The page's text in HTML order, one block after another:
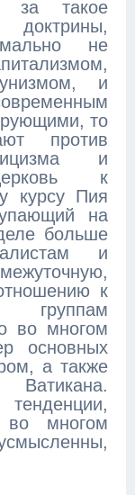
за такое
доктрины,
не
и
то
против
и
к
курсу Пия
на
больше
и
к
во многом
основных
а также
во многом